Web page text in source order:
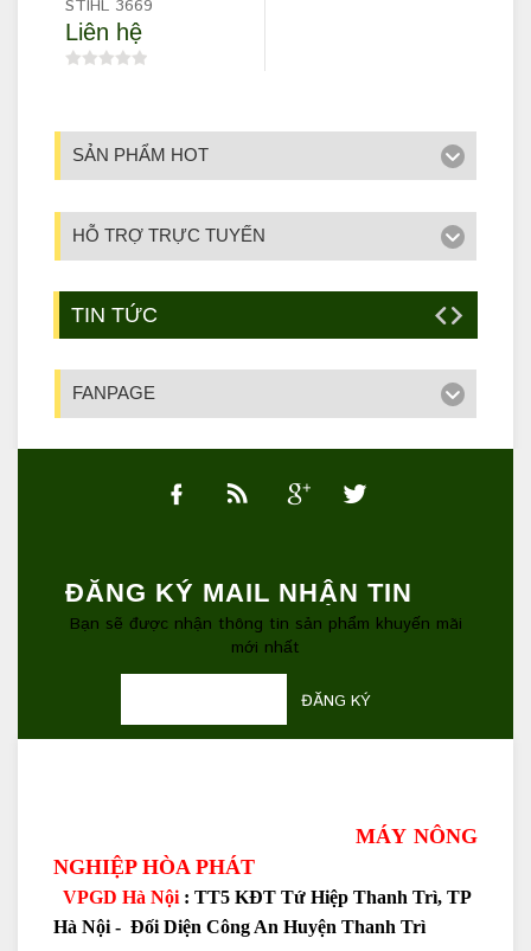
STIHL 3669
Liên hệ
SẢN PHẨM HOT
HỖ TRỢ TRỰC TUYẾN
TIN TỨC
FANPAGE
ĐĂNG KÝ MAIL NHẬN TIN
Bạn sẽ được nhận thông tin sản phẩm khuyến mãi
mới nhất
ĐĂNG KÝ
MÁY NÔNG
NGHIỆP HÒA PHÁT
VPGD Hà Nội : TT5 KĐT Tứ Hiệp Thanh Trì, TP
Hà Nội - Đối Diện Công An Huyện Thanh Trì